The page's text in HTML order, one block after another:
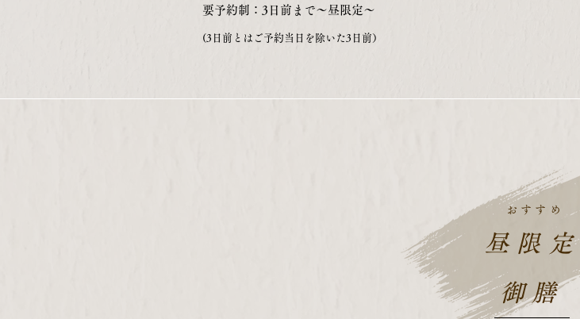
要予約制：3日前まで～昼限定～
(3日前とはご予約当日を除いた3日前）
おすすめ
昼限定
御膳